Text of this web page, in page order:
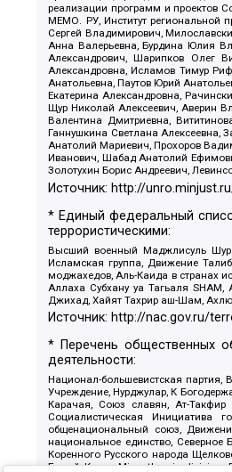
реализации программ и проектов
МЕМО. РУ, Институт региональной
Сергей Владимирович,
Анна Валерьевна, Бурдина Юлия
Александрович, Шарипков Олег
Александровна, Исламов Тимур
Анатольевна, Паутов Юрий
Екатерина Александровна,
Щур Николай Алексеевич, Аверин
Валентина Дмитриевна,
Ганнушкина Светлана Алексеевна,
Анатолий Мариевич, Прохоров
Иванович, Шабад Анатолий
Золотухин Борис Андреевич,
Источник: http://
* Единый федеральный
террористическими:
Высший военный Маджлисуль
Исламская группа, Движение
моджахедов, Аль-Каида в странах
Аллаха Субхану уа Тагьаля
Джихад, Хайят Тахрир аш-Шам,
Источник: http://nac.gov.ru/
* Перечень общественных
деятельности:
Национал-большевистская
Учреждение, Нурджулар, К
Карачая, Союз славян, Ат-
Социалистическая Инициатива
общенациональный союз,
национальное единство,
Коренного Русского народа
Белый Крест, Misanthropic division,